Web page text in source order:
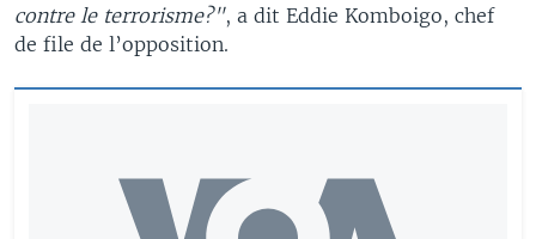
contre le terrorisme?", a dit Eddie Komboigo, chef
de file de l’opposition.